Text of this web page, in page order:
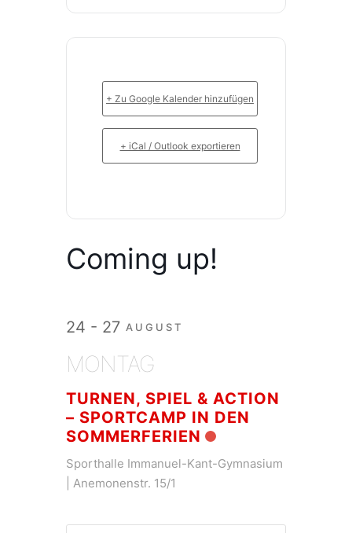
+ Zu Google Kalender hinzufügen
+ iCal / Outlook exportieren
Coming up!
24 - 27 AUGUST
MONTAG
TURNEN, SPIEL & ACTION
– SPORTCAMP IN DEN
SOMMERFERIEN
Sporthalle Immanuel-Kant-Gymnasium
| Anemonenstr. 15/1